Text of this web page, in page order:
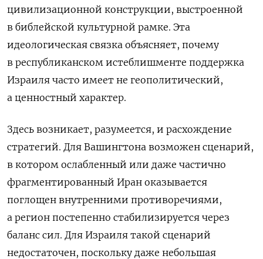
цивилизационной конструкции, выстроенной
в библейской культурной рамке. Эта
идеологическая связка объясняет, почему
в республиканском истеблишменте поддержка
Израиля часто имеет не геополитический,
а ценностный характер.
Здесь возникает, разумеется, и расхождение
стратегий. Для Вашингтона возможен сценарий,
в котором ослабленный или даже частично
фрагментированный Иран оказывается
поглощен внутренними противоречиями,
а регион постепенно стабилизируется через
баланс сил. Для Израиля такой сценарий
недостаточен, поскольку даже небольшая